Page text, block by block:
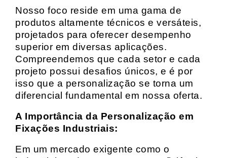
Nosso foco reside em uma gama de
produtos altamente técnicos e versáteis,
projetados para oferecer desempenho
superior em diversas aplicações.
Compreendemos que cada setor e cada
projeto possui desafios únicos, e é por
isso que a personalização se torna um
diferencial fundamental em nossa oferta.
A Importância da Personalização em
Fixações Industriais:
Em um mercado exigente como o